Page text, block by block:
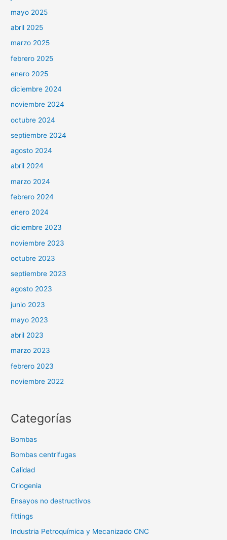
mayo 2025
abril 2025
marzo 2025
febrero 2025
enero 2025
diciembre 2024
noviembre 2024
octubre 2024
septiembre 2024
agosto 2024
abril 2024
marzo 2024
febrero 2024
enero 2024
diciembre 2023
noviembre 2023
octubre 2023
septiembre 2023
agosto 2023
junio 2023
mayo 2023
abril 2023
marzo 2023
febrero 2023
noviembre 2022
Categorías
Bombas
Bombas centrifugas
Calidad
Criogenia
Ensayos no destructivos
fittings
Industria Petroquímica y Mecanizado CNC